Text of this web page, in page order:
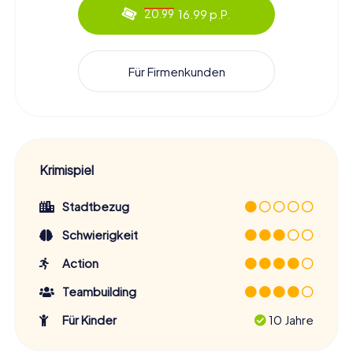
20.99 16.99 p.P.
Für Firmenkunden
Krimispiel
Stadtbezug
Schwierigkeit
Action
Teambuilding
Für Kinder
10 Jahre